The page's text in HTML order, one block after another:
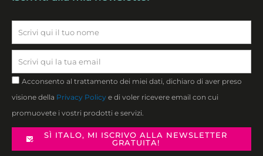
Privacy
Acconsento al trattamento dei miei dati, dichiaro di aver preso
visione della Privacy Policy e di voler ricevere email con cui
promuovete i vostri prodotti e servizi.
SÌ ITALO, MI ISCRIVO ALLA NEWSLETTER
GRATUITA!